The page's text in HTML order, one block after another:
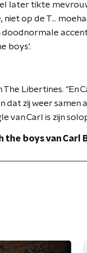
later tikte
niet op de T...
boys'.
The Libertines. "En
dat zij weer samen
van Carl is zijn
the boys van Carl